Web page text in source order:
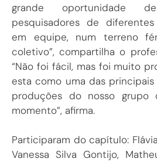
grande oportunidade
pesquisadores de
em equipe, num terreno
coletivo”, compartilha o
“Não foi fácil, mas foi muito
esta como uma das principais
produções do nosso
momento”, afirma.
Participaram do capítulo:
Vanessa Silva Gontijo,